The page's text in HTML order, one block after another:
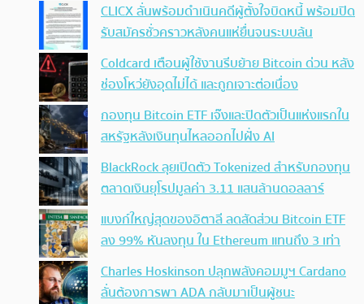
CLICX ลั่นพร้อมดำเนินคดีผู้ตั้งใจบิดหนี้ พร้อมปิด
รับสมัครชั่วคราวหลังคนแห่ยื่นจนระบบล้น
Coldcard เตือนผู้ใช้งานรีบย้าย Bitcoin ด่วน หลัง
ช่องโหว่ยังอุดไม่ได้ และถูกเจาะต่อเนื่อง
กองทุน Bitcoin ETF เจ๊งและปิดตัวเป็นแห่งแรกใน
สหรัฐหลังเงินทุนไหลออกไปฝั่ง AI
BlackRock ลุยเปิดตัว Tokenized สำหรับกองทุน
ตลาดเงินยุโรปมูลค่า 3.11 แสนล้านดอลลาร์
แบงก์ใหญ่สุดของอิตาลี ลดสัดส่วน Bitcoin ETF
ลง 99% หันลงทุน ใน Ethereum แทนถึง 3 เท่า
Charles Hoskinson ปลุกพลังคอมมูฯ Cardano
ลั่นต้องการพา ADA กลับมาเป็นผู้ชนะ